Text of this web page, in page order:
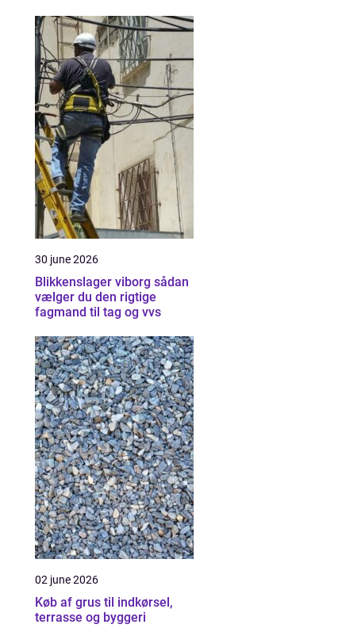
30 june 2026
Blikkenslager viborg sådan
vælger du den rigtige
fagmand til tag og vvs
02 june 2026
Køb af grus til indkørsel,
terrasse og byggeri